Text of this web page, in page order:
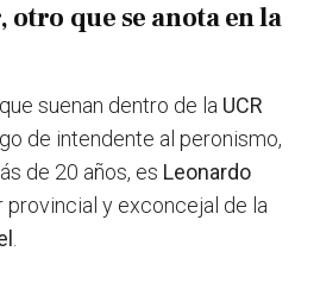
otro que se anota en la
suenan dentro de la UCR
de intendente al peronismo,
de 20 años, es Leonardo
provincial y exconcejal de la